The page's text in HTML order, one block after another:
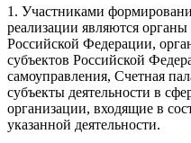
1. Участниками
реализации являются органы
Российской Федерации,
субъектов Российской
самоуправления, Счетная
субъекты деятельности в
организации, входящие в
указанной деятельности.